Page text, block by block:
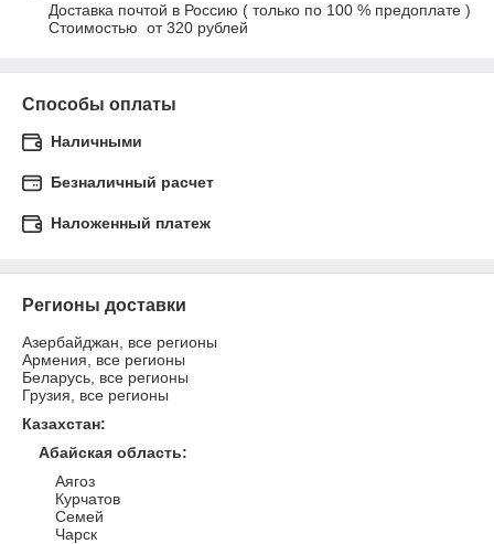
Доставка почтой в Россию ( только по 100 % предоплате )
Стоимостью  от 320 рублей
Способы оплаты
Наличными
Безналичный расчет
Наложенный платеж
Регионы доставки
Азербайджан, все регионы
Армения, все регионы
Беларусь, все регионы
Грузия, все регионы
Казахстан:
Абайская область:
Аягоз
Курчатов
Семей
Чарск